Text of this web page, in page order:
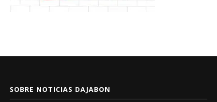
SOBRE NOTICIAS DAJABON